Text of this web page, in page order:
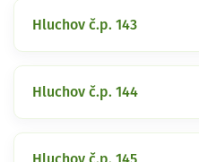
Hluchov č.p. 143
Hluchov č.p. 144
Hluchov č.p. 145